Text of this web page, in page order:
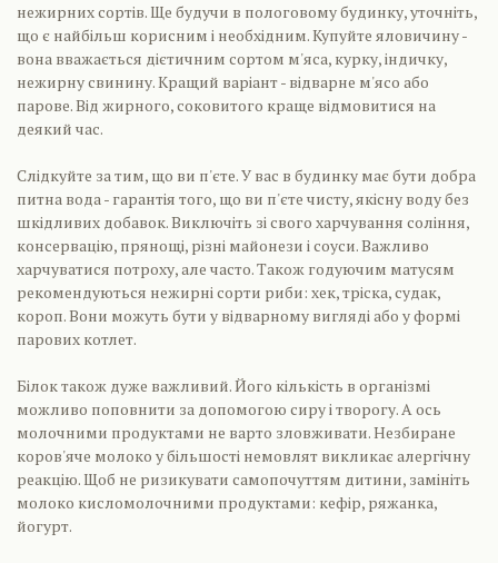
нежирних сортів. Ще будучи в пологовому будинку, уточніть,
що є найбільш корисним і необхідним. Купуйте яловичину -
вона вважається дієтичним сортом м'яса, курку, індичку,
нежирну свинину. Кращий варіант - відварне м'ясо або
парове. Від жирного, соковитого краще відмовитися на
деякий час.
Слідкуйте за тим, що ви п'єте. У вас в будинку має бути добра
питна вода - гарантія того, що ви п'єте чисту, якісну воду без
шкідливих добавок. Виключіть зі свого харчування соління,
консервацію, прянощі, різні майонези і соуси. Важливо
харчуватися потроху, але часто. Також годуючим матусям
рекомендуються нежирні сорти риби: хек, тріска, судак,
короп. Вони можуть бути у відварному вигляді або у формі
парових котлет.
Білок також дуже важливий. Його кількість в організмі
можливо поповнити за допомогою сиру і творогу. А ось
молочними продуктами не варто зловживати. Незбиране
коров'яче молоко у більшості немовлят викликає алергічну
реакцію. Щоб не ризикувати самопочуттям дитини, замініть
молоко кисломолочними продуктами: кефір, ряжанка,
йогурт.